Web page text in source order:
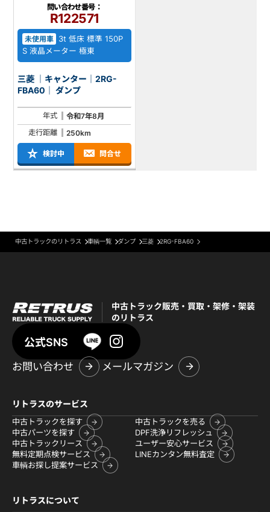
問い合わせ番号：
R122571
未使用車
3t 低床 標準 150P
S 液晶メーター 極東
三菱 ｜キャンター｜2RG-
FBA60｜ ダンプ
年式
令和7年8月
走行距離
250km
検討中 問合せ
中古トラックのリトラス 車輌一覧 ダンプ 三菱 2RG-FBA60
中古トラック販売・買取・架修・架装
のリトラス
公式SNS
お問い合わせ
メールマガジン
リトラスのサービス
中古トラックを探す
中古トラックを売る
中古パーツを探す
DPF洗浄リフレッシュ
中古トラックリース
ユーザー安心サービス
無料定期点検サービス
LINEカンタン無料査定
車輌お探し提案サービス
リトラスについて